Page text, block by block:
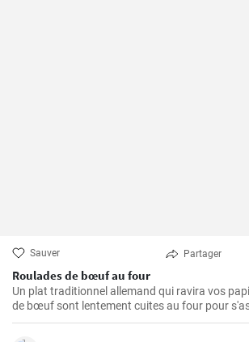
Sauver Partager
Roulades de bœuf au four
Un plat traditionnel allemand qui ravira vos
de bœuf sont lentement cuites au four pour
est tendre et juteuse, alors que la garniture est